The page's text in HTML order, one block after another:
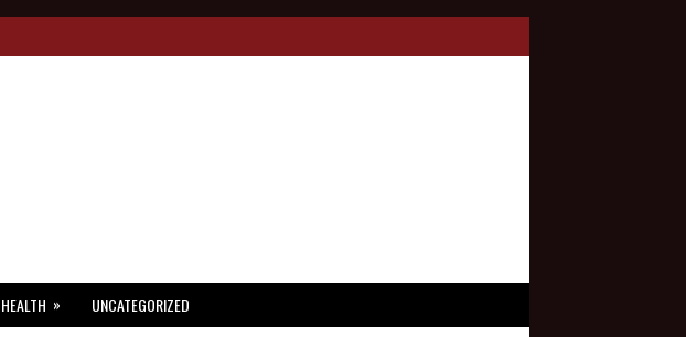
HEALTH » UNCATEGORIZED